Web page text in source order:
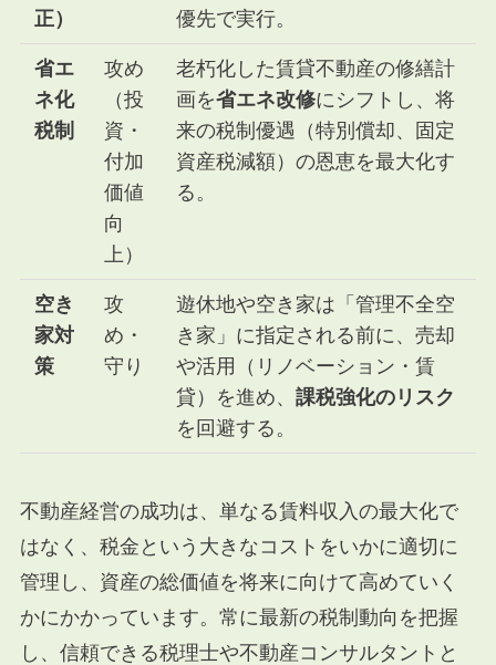
正） 優先で実行。
省エ
ネ化
税制
攻め
（投
資・
付加
価値
向
上）
老朽化した賃貸不動産の修繕計
画を省エネ改修にシフトし、将
来の税制優遇（特別償却、固定
資産税減額）の恩恵を最大化す
る。
空き
家対
策
攻
め・
守り
遊休地や空き家は「管理不全空
き家」に指定される前に、売却
や活用（リノベーション・賃
貸）を進め、課税強化のリスク
を回避する。
不動産経営の成功は、単なる賃料収入の最大化で
はなく、税金という大きなコストをいかに適切に
管理し、資産の総価値を将来に向けて高めていく
かにかかっています。常に最新の税制動向を把握
し、信頼できる税理士や不動産コンサルタントと